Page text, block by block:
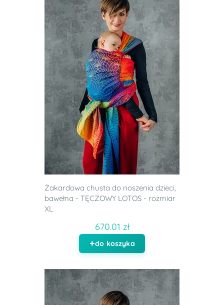
Żakardowa chusta do noszenia dzieci,
bawełna - TĘCZOWY LOTOS - rozmiar
XL
670.01 zł
do koszyka